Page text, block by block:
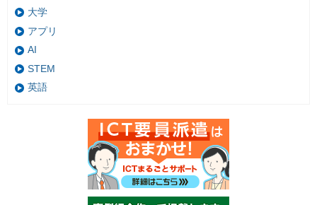
大学
アプリ
AI
STEM
英語